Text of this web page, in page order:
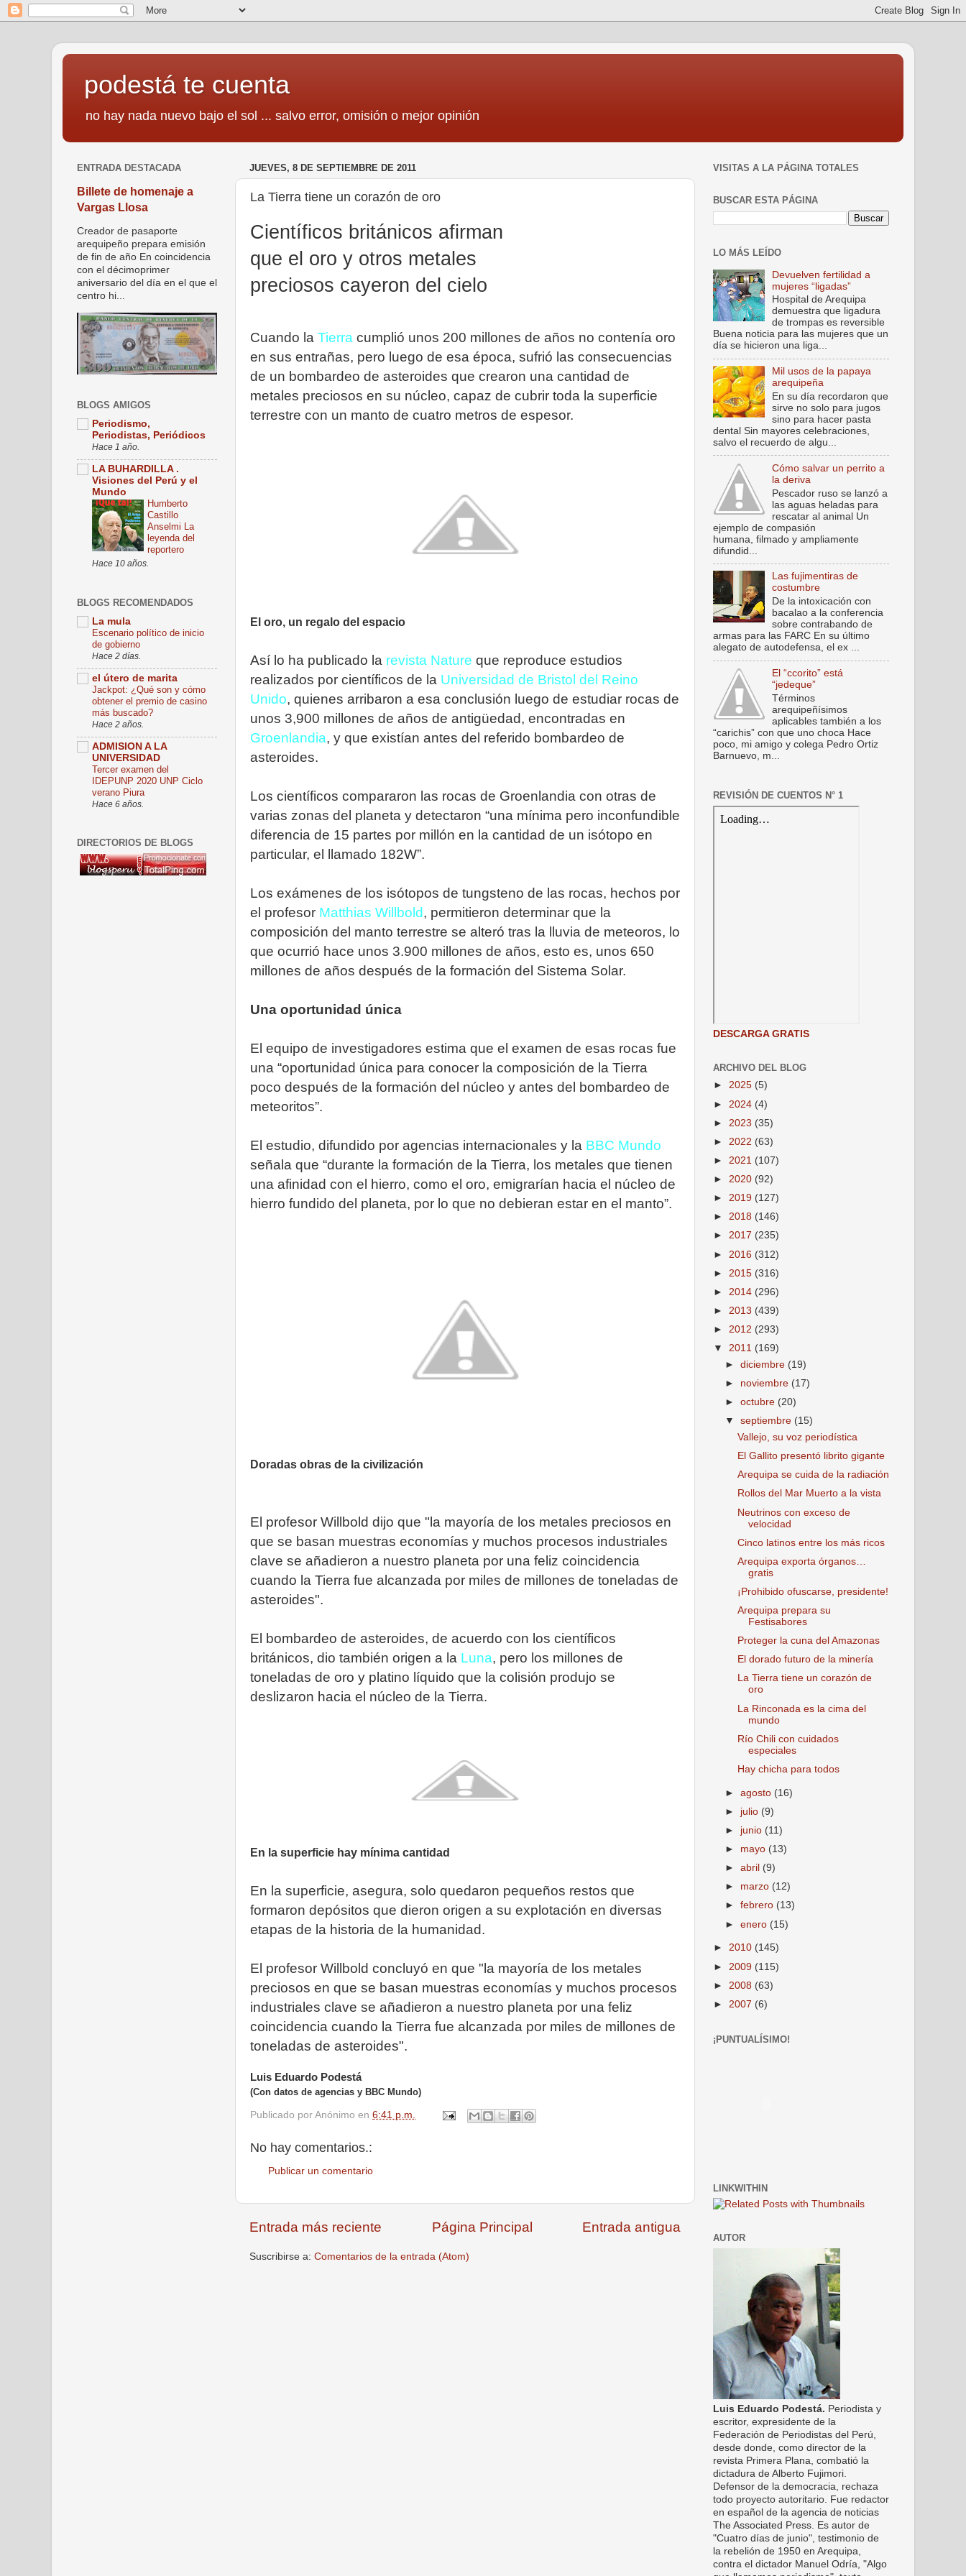
podestá te cuenta
no hay nada nuevo bajo el sol ... salvo error, omisión o mejor opinión
JUEVES, 8 DE SEPTIEMBRE DE 2011
La Tierra tiene un corazón de oro
Científicos británicos afirman
que el oro y otros metales
preciosos cayeron del cielo
Cuando la Tierra cumplió unos 200 millones de años no contenía oro
en sus entrañas, pero luego de esa época, sufrió las consecuencias
de un bombardeo de asteroides que crearon una cantidad de
metales preciosos en su núcleo, capaz de cubrir toda la superficie
terrestre con un manto de cuatro metros de espesor.
El oro, un regalo del espacio
Así lo ha publicado la revista Nature que reproduce estudios
realizados por científicos de la Universidad de Bristol del Reino
Unido, quienes arribaron a esa conclusión luego de estudiar rocas de
unos 3,900 millones de años de antigüedad, encontradas en
Groenlandia, y que existían antes del referido bombardeo de
asteroides.
Los científicos compararon las rocas de Groenlandia con otras de
varias zonas del planeta y detectaron “una mínima pero inconfundible
diferencia de 15 partes por millón en la cantidad de un isótopo en
particular, el llamado 182W”.
Los exámenes de los isótopos de tungsteno de las rocas, hechos por
el profesor Matthias Willbold, permitieron determinar que la
composición del manto terrestre se alteró tras la lluvia de meteoros, lo
que ocurrió hace unos 3.900 millones de años, esto es, unos 650
millones de años después de la formación del Sistema Solar.
Una oportunidad única
El equipo de investigadores estima que el examen de esas rocas fue
una “oportunidad única para conocer la composición de la Tierra
poco después de la formación del núcleo y antes del bombardeo de
meteoritos”.
El estudio, difundido por agencias internacionales y la BBC Mundo
señala que “durante la formación de la Tierra, los metales que tienen
una afinidad con el hierro, como el oro, emigrarían hacia el núcleo de
hierro fundido del planeta, por lo que no debieran estar en el manto”.
Doradas obras de la civilización
El profesor Willbold dijo que "la mayoría de los metales preciosos en
que se basan muestras economías y muchos procesos industriales
clave se añadieron a nuestro planeta por una feliz coincidencia
cuando la Tierra fue alcanzada por miles de millones de toneladas de
asteroides".
El bombardeo de asteroides, de acuerdo con los científicos
británicos, dio también origen a la Luna, pero los millones de
toneladas de oro y platino líquido que la colisión produjo se
deslizaron hacia el núcleo de la Tierra.
En la superficie hay mínima cantidad
En la superficie, asegura, solo quedaron pequeños restos que
formaron depósitos que dieron origen a su explotación en diversas
etapas de la historia de la humanidad.
El profesor Willbold concluyó en que "la mayoría de los metales
preciosos en que se basan muestras economías y muchos procesos
industriales clave se añadieron a nuestro planeta por una feliz
coincidencia cuando la Tierra fue alcanzada por miles de millones de
toneladas de asteroides".
Luis Eduardo Podestá
(Con datos de agencias y BBC Mundo)
Publicado por Anónimo en 6:41 p.m.
No hay comentarios.:
Publicar un comentario
Entrada más reciente Entrada antigua
Página Principal
Suscribirse a: Comentarios de la entrada (Atom)
ENTRADA DESTACADA
Billete de homenaje a
Vargas Llosa
Creador de pasaporte
arequipeño prepara emisión
de fin de año En coincidencia
con el décimoprimer
aniversario del día en el que el
centro hi...
BLOGS AMIGOS
Periodismo,
Periodistas, Periódicos
Hace 1 año.
LA BUHARDILLA .
Visiones del Perú y el
Mundo
Humberto
Castillo
Anselmi La
leyenda del
reportero
Hace 10 años.
BLOGS RECOMENDADOS
La mula
Escenario político de inicio
de gobierno
Hace 2 días.
el útero de marita
Jackpot: ¿Qué son y cómo
obtener el premio de casino
más buscado?
Hace 2 años.
ADMISION A LA
UNIVERSIDAD
Tercer examen del
IDEPUNP 2020 UNP Ciclo
verano Piura
Hace 6 años.
DIRECTORIOS DE BLOGS
VISITAS A LA PÁGINA TOTALES
BUSCAR ESTA PÁGINA
LO MÁS LEÍDO
Devuelven fertilidad a
mujeres “ligadas”
Hospital de Arequipa
demuestra que ligadura
de trompas es reversible
Buena noticia para las mujeres que un
día se hicieron una liga...
Mil usos de la papaya
arequipeña
En su día recordaron que
sirve no solo para jugos
sino para hacer pasta
dental Sin mayores celebraciones,
salvo el recuerdo de algu...
Cómo salvar un perrito a
la deriva
Pescador ruso se lanzó a
las aguas heladas para
rescatar al animal Un
ejemplo de compasión
humana, filmado y ampliamente
difundid...
Las fujimentiras de
costumbre
De la intoxicación con
bacalao a la conferencia
sobre contrabando de
armas para las FARC En su último
alegato de autodefensa, el ex ...
El “ccorito” está
“jedeque”
Términos
arequipeñísimos
aplicables también a los
“carichis” con que uno choca Hace
poco, mi amigo y colega Pedro Ortiz
Barnuevo, m...
REVISIÓN DE CUENTOS N° 1
DESCARGA GRATIS
ARCHIVO DEL BLOG
► 2025 (5)
► 2024 (4)
► 2023 (35)
► 2022 (63)
► 2021 (107)
► 2020 (92)
► 2019 (127)
► 2018 (146)
► 2017 (235)
► 2016 (312)
► 2015 (316)
► 2014 (296)
► 2013 (439)
► 2012 (293)
▼ 2011 (169)
►diciembre (19)
► noviembre (17)
►octubre (20)
▼septiembre (15)
Vallejo, su voz periodística
El Gallito presentó librito gigante
Arequipa se cuida de la radiación
Rollos del Mar Muerto a la vista
Neutrinos con exceso de
velocidad
Cinco latinos entre los más ricos
Arequipa exporta órganos…
gratis
¡Prohibido ofuscarse, presidente!
Arequipa prepara su
Festisabores
Proteger la cuna del Amazonas
El dorado futuro de la minería
La Tierra tiene un corazón de
oro
La Rinconada es la cima del
mundo
Río Chili con cuidados
especiales
Hay chicha para todos
►agosto (16)
► julio (9)
► junio (11)
► mayo (13)
►abril (9)
► marzo (12)
►febrero (13)
►enero (15)
► 2010 (145)
► 2009 (115)
► 2008 (63)
► 2007 (6)
¡PUNTUALÍSIMO!
LINKWITHIN
AUTOR
Luis Eduardo Podestá. Periodista y
escritor, expresidente de la
Federación de Periodistas del Perú,
desde donde, como director de la
revista Primera Plana, combatió la
dictadura de Alberto Fujimori.
Defensor de la democracia, rechaza
todo proyecto autoritario. Fue redactor
en español de la agencia de noticias
The Associated Press. Es autor de
"Cuatro días de junio", testimonio de
la rebelión de 1950 en Arequipa,
contra el dictador Manuel Odría, "Algo